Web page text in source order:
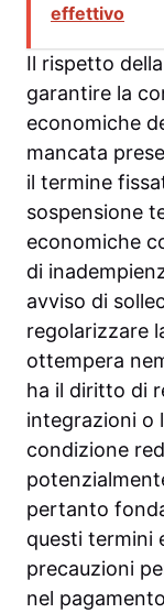
effettivo
Il rispetto
garantire la
economiche
mancata
il termine
sospensione
economiche
di
avviso di
regolarizzare
ottempera
ha il diritto di
integrazioni o
condizione
pertanto
questi termini
precauzioni
nel